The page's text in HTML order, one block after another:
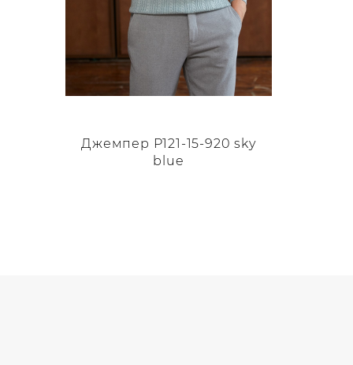
Джемпер P121-15-920 sky
blue